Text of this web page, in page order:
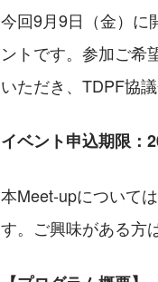
今回9月9日（金）に
ントです。参加ご希
いただき、TDPF協
イベント申込期限：
本Meet-upについて
す。ご興味がある方